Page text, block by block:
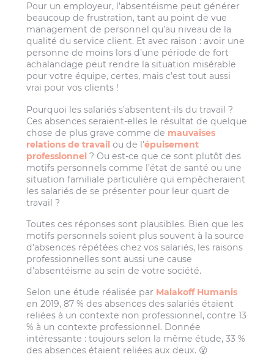
Pour un employeur, l’absentéisme peut générer
beaucoup de frustration, tant au point de vue
management de personnel qu’au niveau de la
qualité du service client. Et avec raison : avoir une
personne de moins lors d’une période de fort
achalandage peut rendre la situation misérable
pour votre équipe, certes, mais c’est tout aussi
vrai pour vos clients !
Pourquoi les salariés s’absentent-ils du travail ?
Ces absences seraient-elles le résultat de quelque
chose de plus grave comme de mauvaises
relations de travail ou de l’épuisement
professionnel ? Ou est-ce que ce sont plutôt des
motifs personnels comme l’état de santé ou une
situation familiale particulière qui empêcheraient
les salariés de se présenter pour leur quart de
travail ?
Toutes ces réponses sont plausibles. Bien que les
motifs personnels soient plus souvent à la source
d’absences répétées chez vos salariés, les raisons
professionnelles sont aussi une cause
d’absentéisme au sein de votre société.
Selon une étude réalisée par Malakoff Humanis
en 2019, 87 % des absences des salariés étaient
reliées à un contexte non professionnel, contre 13
% à un contexte professionnel. Donnée
intéressante : toujours selon la même étude, 33 %
des absences étaient reliées aux deux. 😮